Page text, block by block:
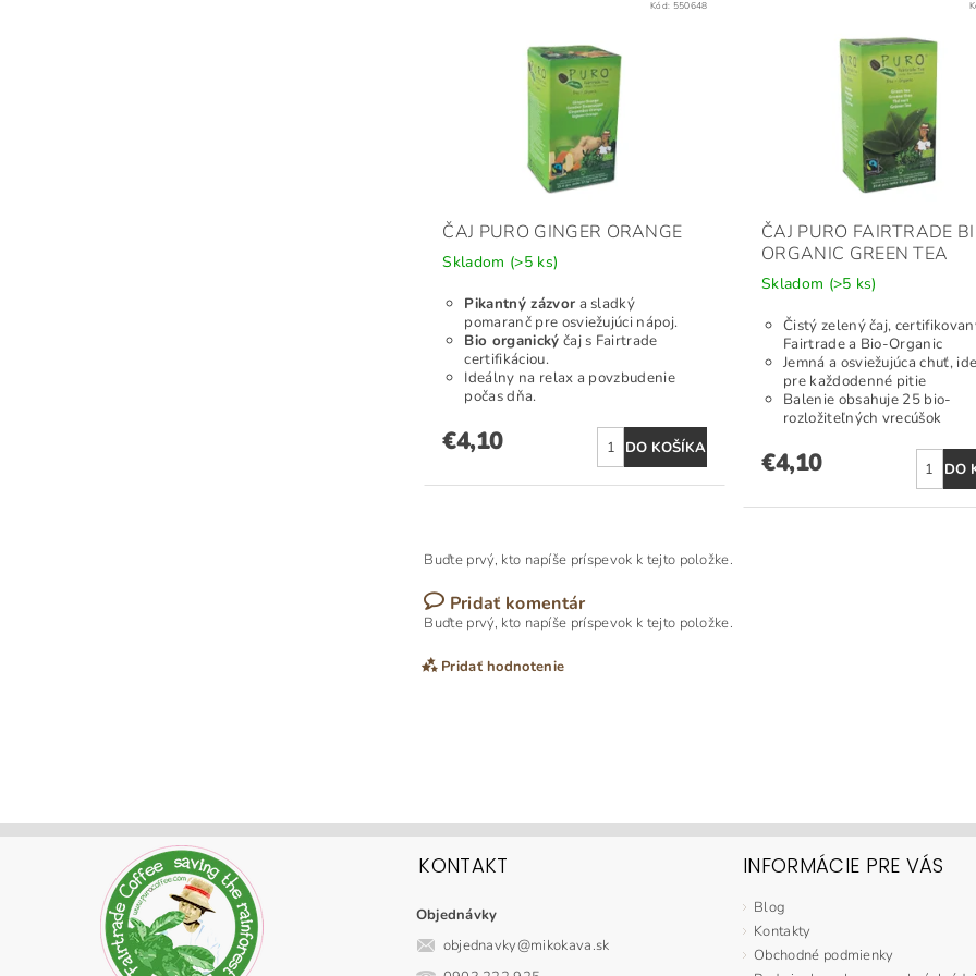
Kód: 550648
ČAJ PURO GINGER ORANGE
Skladom (>5 ks)
Pikantný zázvor a sladký
pomaranč pre osviežujúci nápoj.
Bio organický čaj s Fairtrade
certifikáciou.
Ideálny na relax a povzbudenie
počas dňa.
€4,10
ČAJ PURO FAIRTRADE
ORGANIC GREEN TEA
Skladom (>5 ks)
Čistý zelený čaj,
Fairtrade a Bio-Organic
Jemná a osviežujúca chuť,
pre každodenné pitie
Balenie obsahuje 25 bio-
rozložiteľných vrecúšok
€4,10
Buďte prvý, kto napíše príspevok k tejto položke.
Pridať komentár
Buďte prvý, kto napíše príspevok k tejto položke.
Pridať hodnotenie
Vložením hodnotenie súhlasíte s podmienkami ochrany osobných údajov
KONTAKT
Objednávky
objednavky@mikokava.sk
INFORMÁCIE PRE VÁS
Blog
Kontakty
Obchodné podmienky